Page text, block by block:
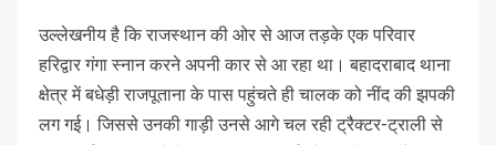
उल्लेखनीय है कि राजस्थान की ओर से आज तड़के एक परिवार
हरिद्वार गंगा स्नान करने अपनी कार से आ रहा था। बहादराबाद थाना
क्षेत्र में बधेड़ी राजपूताना के पास पहुंचते ही चालक को नींद की झपकी
लग गई। जिससे उनकी गाड़ी उनसे आगे चल रही ट्रैक्टर-ट्राली से